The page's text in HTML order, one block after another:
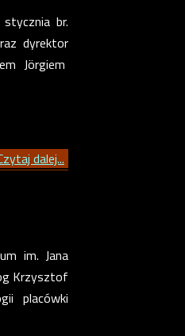
br.
dyrektor
Jörgiem
dalej...
im. Jana
Krzysztof
placówki